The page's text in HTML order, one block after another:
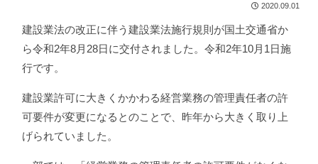
2020.09.01
建設業法の改正に伴う建設業法施行規則が国土交通省か
ら令和2年8月28日に交付されました。令和2年10月1日施
行です。
建設業許可に大きくかかわる経営業務の管理責任者の許
可要件が変更になるとのことで、昨年から大きく取り上
げられていました。